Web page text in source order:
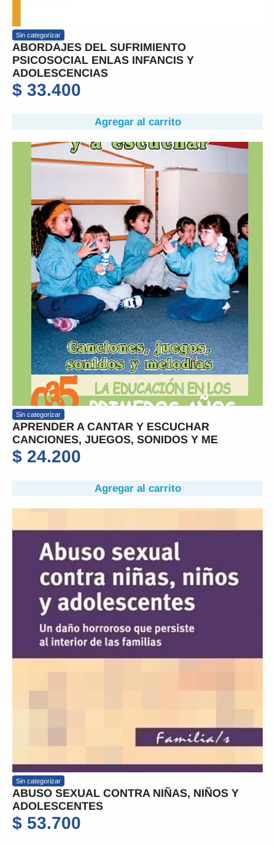
Sin categorizar
ABORDAJES DEL SUFRIMIENTO
PSICOSOCIAL ENLAS INFANCIS Y
ADOLESCENCIAS
$ 33.400
Agregar al carrito
Sin categorizar
APRENDER A CANTAR Y ESCUCHAR
CANCIONES, JUEGOS, SONIDOS Y ME
$ 24.200
Agregar al carrito
Sin categorizar
ABUSO SEXUAL CONTRA NIÑAS, NIÑOS Y
ADOLESCENTES
$ 53.700